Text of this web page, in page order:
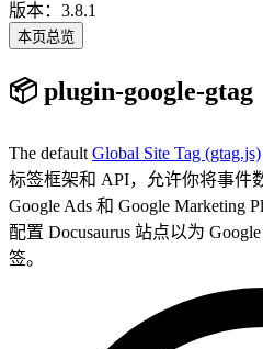
版本：3.8.1
本页总览
📦 plugin-google-gtag
The default Global Site Tag (gtag.js)
标签框架和 API，允许你将事件
Google Ads 和 Google Marketing
配置 Docusaurus 站点以为
签。